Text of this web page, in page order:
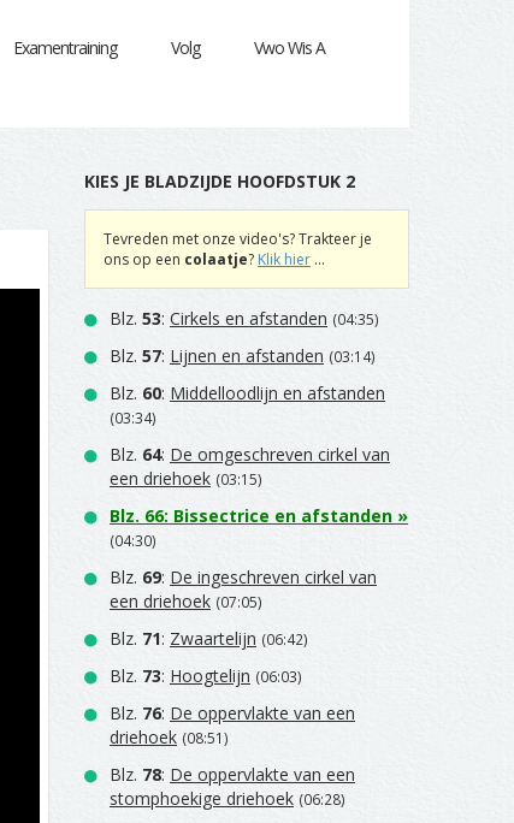
Examentraining Volg Vwo Wis A
KIES JE BLADZIJDE HOOFDSTUK 2
Tevreden met onze video's? Trakteer je
ons op een colaatje? Klik hier ...
Blz. 53: Cirkels en afstanden (04:35)
Blz. 57: Lijnen en afstanden (03:14)
Blz. 60: Middelloodlijn en afstanden
(03:34)
Blz. 64: De omgeschreven cirkel van
een driehoek (03:15)
Blz. 66: Bissectrice en afstanden »
(04:30)
Blz. 69: De ingeschreven cirkel van
een driehoek (07:05)
Blz. 71: Zwaartelijn (06:42)
Blz. 73: Hoogtelijn (06:03)
Blz. 76: De oppervlakte van een
driehoek (08:51)
Blz. 78: De oppervlakte van een
stomphoekige driehoek (06:28)